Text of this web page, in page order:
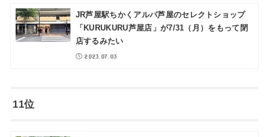
JR芦屋駅ちかくアルパ芦屋のセレクトショップ
「KURUKURU芦屋店」が7/31（月）をもって閉
店するみたい
2023.07.03
11位